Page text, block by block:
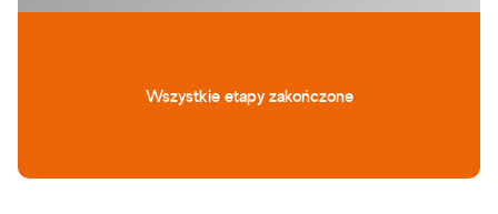
Wszystkie etapy zakończone